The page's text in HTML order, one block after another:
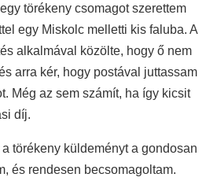
törékeny csomagot szerettem
egy Miskolc melletti kis faluba. A
alkalmával közölte, hogy ő nem
arra kér, hogy postával juttassam
Még az sem számít, ha így kicsit
díj.
törékeny küldeményt a gondosan
és rendesen becsomagoltam.